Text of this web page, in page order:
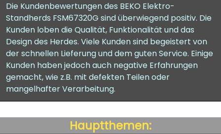
Die Kundenbewertungen des BEKO Elektro-
Standherds FSM67320G sind überwiegend positiv. Die
Kunden loben die Qualität, Funktionalität und das
Design des Herdes. Viele Kunden sind begeistert von
der schnellen Lieferung und dem guten Service. Einige
Kunden haben jedoch auch negative Erfahrungen
gemacht, wie z.B. mit defekten Teilen oder
mangelhafter Verarbeitung.
Hauptthemen: